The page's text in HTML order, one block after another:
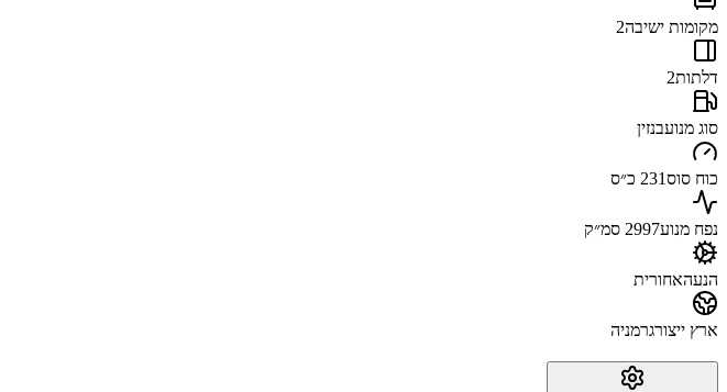
מקומות ישיבה2
דלתות2
סוג מנועבנזין
כוח סוס231 כ״ס
נפח מנוע2997 סמ״ק
הנעהאחורית
ארץ ייצורגרמניה